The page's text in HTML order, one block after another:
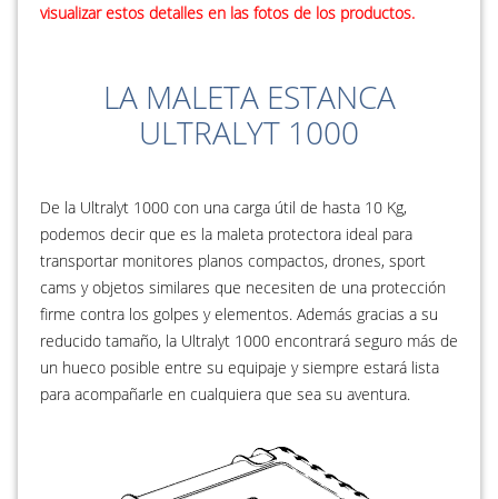
visualizar estos detalles en las fotos de los productos.
LA MALETA ESTANCA
ULTRALYT 1000
De la Ultralyt 1000 con una carga útil de hasta 10 Kg,
podemos decir que es la maleta protectora ideal para
transportar monitores planos compactos, drones, sport
cams y objetos similares que necesiten de una protección
firme contra los golpes y elementos. Además gracias a su
reducido tamaño, la Ultralyt 1000 encontrará seguro más de
un hueco posible entre su equipaje y siempre estará lista
para acompañarle en cualquiera que sea su aventura.